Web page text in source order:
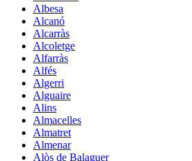
Albesa
Alcanó
Alcarràs
Alcoletge
Alfarràs
Alfés
Algerri
Alguaire
Alins
Almacelles
Almatret
Almenar
Alòs de Balaguer